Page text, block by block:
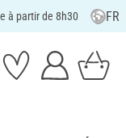
à partir de 8h30 FR